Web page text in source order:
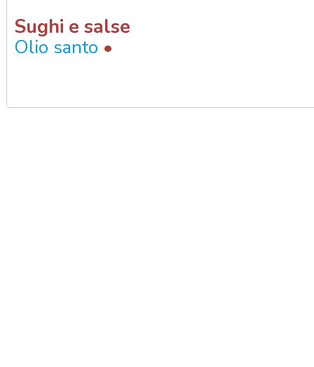
Sughi e salse
Olio santo •